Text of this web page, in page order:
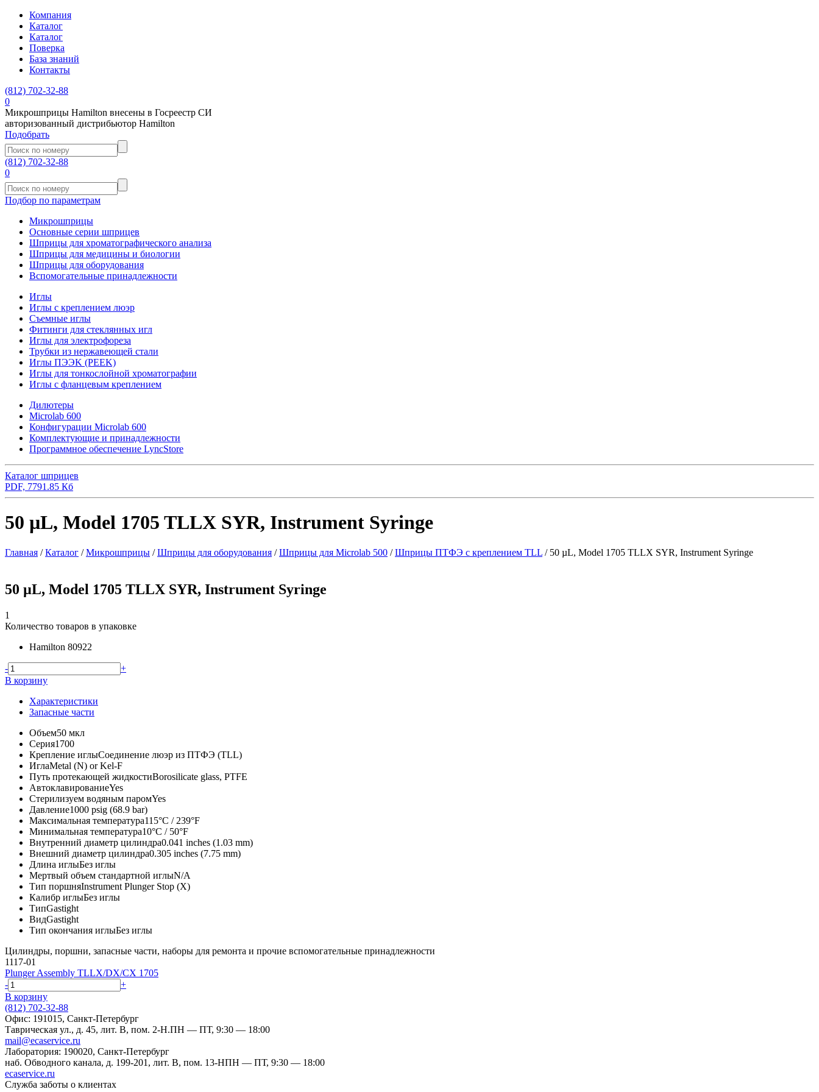
Компания
Каталог
Каталог
Поверка
База знаний
Контакты
(812) 702-32-88
0
Микрошприцы Hamilton внесены в Госреестр СИ
авторизованный дистрибьютор Hamilton
Подобрать
(812) 702-32-88
0
Подбор по параметрам
Микрошприцы
Основные серии шприцев
Шприцы для хроматографического анализа
Шприцы для медицины и биологии
Шприцы для оборудования
Вспомогательные принадлежности
Иглы
Иглы с креплением люэр
Съемные иглы
Фитинги для стеклянных игл
Иглы для электрофореза
Трубки из нержавеющей стали
Иглы ПЭЭK (PEEK)
Иглы для тонкослойной хроматографии
Иглы с фланцевым креплением
Дилютеры
Microlab 600
Конфигурации Microlab 600
Комплектующие и принадлежности
Программное обеспечение LyncStore
Каталог шприцев
PDF, 7791.85 Кб
50 µL, Model 1705 TLLX SYR, Instrument Syringe
Главная /Каталог /Микрошприцы /Шприцы для оборудования /Шприцы для Microlab 500 /Шприцы ПТФЭ с креплением TLL / 50 µL, Model 1705 TLLX SYR, Instrument Syringe
50 µL, Model 1705 TLLX SYR, Instrument Syringe
1
Количество товаров в упаковке
Hamilton 80922
-
+
В корзину
Характеристики
Запасные части
Объем50 мкл
Серия1700
Крепление иглыСоединение люэр из ПТФЭ (TLL)
ИглаMetal (N) or Kel-F
Путь протекающей жидкостиBorosilicate glass, PTFE
АвтоклавированиеYes
Стерилизуем водяным паромYes
Давление1000 psig (68.9 bar)
Максимальная температура115°C / 239°F
Минимальная температура10°C / 50°F
Внутренний диаметр цилиндра0.041 inches (1.03 mm)
Внешний диаметр цилиндра0.305 inches (7.75 mm)
Длина иглыБез иглы
Мертвый объем стандартной иглыN/A
Тип поршняInstrument Plunger Stop (X)
Калибр иглыБез иглы
ТипGastight
ВидGastight
Тип окончания иглыБез иглы
Цилиндры, поршни, запасные части, наборы для ремонта и прочие вспомогательные принадлежности
1117-01
Plunger Assembly TLLX/DX/CX 1705
-
+
В корзину
(812) 702-32-88
Офис: 191015, Санкт-Петербург
Таврическая ул., д. 45, лит. В, пом. 2-Н.ПН — ПТ, 9:30 — 18:00
mail@ecaservice.ru
Лаборатория: 190020, Санкт-Петербург
наб. Обводного канала, д. 199-201, лит. В, пом. 13-НПН — ПТ, 9:30 — 18:00
ecaservice.ru
Служба заботы о клиентах